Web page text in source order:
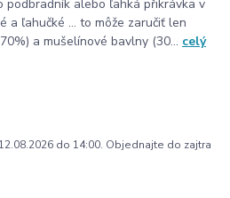
podbradník alebo ľahká přikrávka v
a ľahučké ... to môže zaručiť len
a mušelínové bavlny (30... celý
do 14:00. Objednajte do zajtra